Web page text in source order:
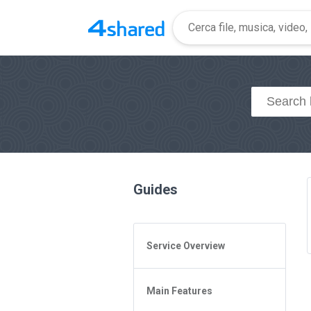
Guides
Service Overview
General Questions
Access to 4shared
Main Features